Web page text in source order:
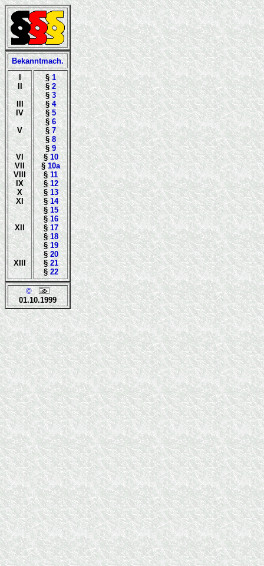
Bekanntmach.
I
II
III
IV
V
VI
VII
VIII
IX
X
XI
XII
XIII
§1
§2
§ 3
§4
§5
§ 6
§7
§8
§ 9
§10
§10a
§11
§12
§13
§14
§15
§16
§17
§18
§19
§20
§21
§ 22
©
01.10.1999